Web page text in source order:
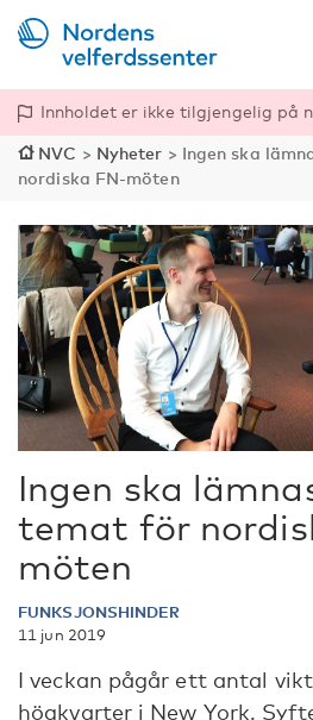
Innholdet er ikke tilgjengelig på
NVC > Nyheter > Ingen ska
nordiska FN-möten
Ingen ska
temat för
möten
FUNKSJONSHINDER
11 jun 2019
I veckan pågår ett antal
högkvarter i New York.